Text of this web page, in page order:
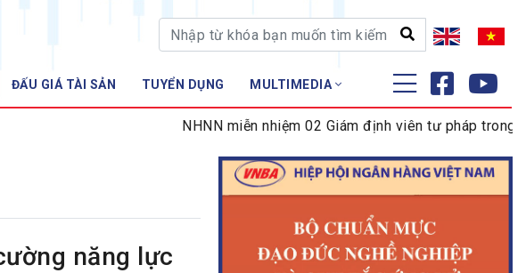
ĐẤU GIÁ TÀI SẢN TUYỂN DỤNG MULTIMEDIA
ĐÀO TẠO - NGHIÊN CỨU
Tập huấn
NHNN miễn nhiệm 02 Giám định viên tư pháp trong lĩnh
năng lực